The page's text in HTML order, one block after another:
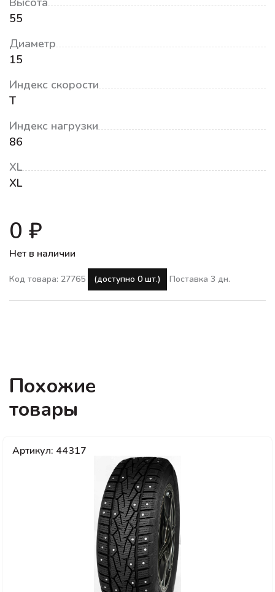
55
Диаметр
15
Индекс скорости
T
Индекс нагрузки
86
XL
XL
0 ₽
Нет в наличии
Код товара: 27765 (доступно 0 шт.) Поставка 3 дн.
Похожие
товары
Артикул: 44317